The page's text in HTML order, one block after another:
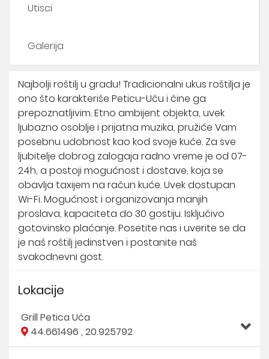
Utisci
Galerija
Najbolji roštilj u gradu! Tradicionalni ukus roštilja je
ono što karakteriše Peticu-Uču i čine ga
prepoznatljivim. Etno ambijent objekta, uvek
ljubazno osoblje i prijatna muzika, pružiće Vam
posebnu udobnost kao kod svoje kuće. Za sve
ljubitelje dobrog zalogaja radno vreme je od 07-
24h, a postoji mogućnost i dostave, koja se
obavlja taxijem na račun kuće. Uvek dostupan
Wi-Fi. Mogućnost i organizovanja manjih
proslava, kapaciteta do 30 gostiju. Isključivo
gotovinsko plaćanje. Posetite nas i uverite se da
je naš roštilj jedinstven i postanite naš
svakodnevni gost.
Lokacije
Grill Petica Uča
44.661496 , 20.925792